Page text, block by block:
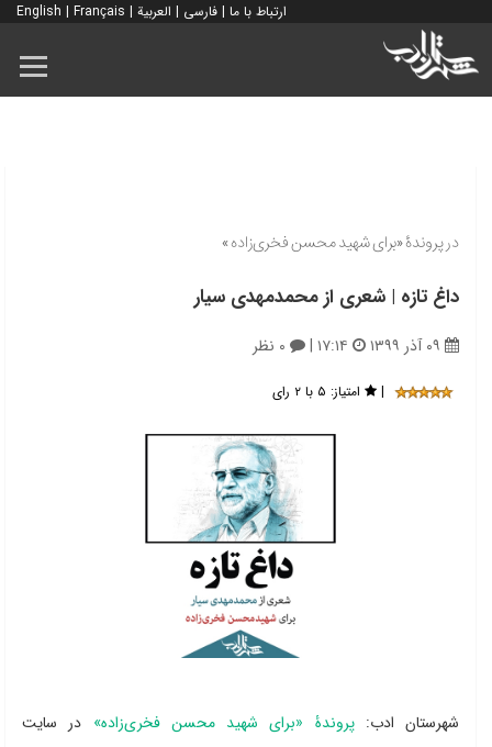
ارتباط با ما | فارسی | العربية |
English | Français
در پروندۀ «برای شهید محسن فخری‌زاده»
داغ تازه | شعری از محمدمهدی سیار
۰۹ آذر ۱۳۹۹ ۱۷:۱۴ | ۰ نظر
| امتیاز: ۵ با ۲ رای
شهرستان ادب:پروندۀ «برای شهید محسن فخری‌زاده» در سایت